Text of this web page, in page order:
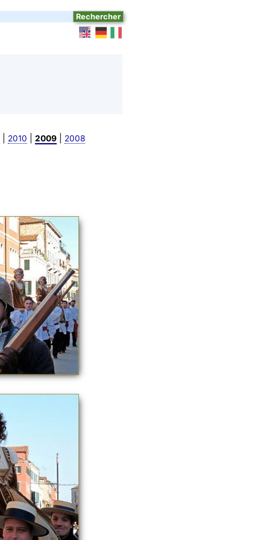
2010 2009|
2008